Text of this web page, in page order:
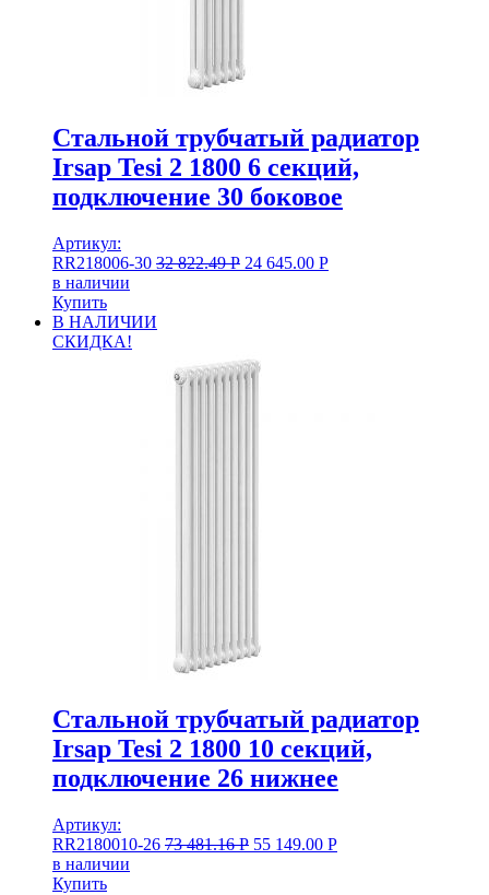
Стальной трубчатый радиатор
Irsap Tesi 2 1800 6 секций,
подключение 30 боковое
Артикул:
RR218006-30 32 822.49Р 24 645.00 Р
в наличии
Купить
В НАЛИЧИИ
СКИДКА!
Стальной трубчатый радиатор
Irsap Tesi 2 1800 10 секций,
подключение 26 нижнее
Артикул:
RR2180010-26 73 481.16Р 55 149.00 Р
в наличии
Купить